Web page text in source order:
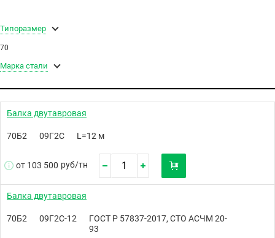
Типоразмер
70
Марка стали
Балка двутавровая
70Б2 09Г2С L=12 м
от 103 500 руб/тн
Балка двутавровая
70Б2 09Г2С-12
ГОСТ Р 57837-2017, СТО АСЧМ 20-
93